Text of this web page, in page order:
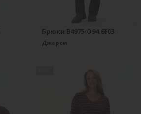
Брюки B4975-O94.6F03
Джерси